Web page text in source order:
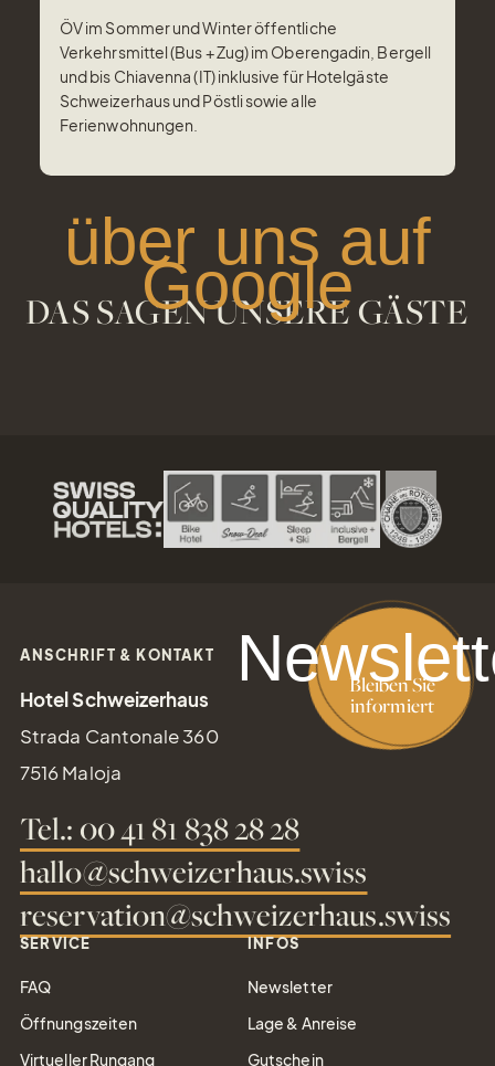
ÖV im Sommer und Winter öffentliche
Verkehrsmittel (Bus + Zug) im Oberengadin, Bergell
und bis Chiavenna (IT) inklusive für Hotelgäste
Schweizerhaus und Pöstli sowie alle
Ferienwohnungen.
DAS SAGEN UNSERE GÄSTE
über uns auf
Google
Bleiben Sie
informiert
ANSCHRIFT & KONTAKT
Hotel Schweizerhaus
Strada Cantonale 360
7516 Maloja
Tel.: 00 41 81 838 28 28
hallo@schweizerhaus.swiss
reservation@schweizerhaus.swiss
SERVICE
FAQ
Öffnungszeiten
Virtueller Rungang
INFOS
Newsletter
Lage & Anreise
Gutschein